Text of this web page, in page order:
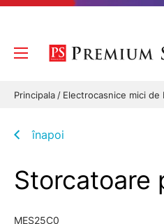
Principala Electrocasnice mici de
înapoi
Storcatoare
MES25C0